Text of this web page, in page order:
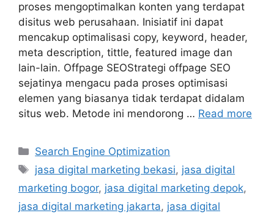
proses mengoptimalkan konten yang terdapat
disitus web perusahaan. Inisiatif ini dapat
mencakup optimalisasi copy, keyword, header,
meta description, tittle, featured image dan
lain-lain. Offpage SEOStrategi offpage SEO
sejatinya mengacu pada proses optimisasi
elemen yang biasanya tidak terdapat didalam
situs web. Metode ini mendorong … Read more
Search Engine Optimization
jasa digital marketing bekasi, jasa digital
marketing bogor, jasa digital marketing depok,
jasa digital marketing jakarta, jasa digital